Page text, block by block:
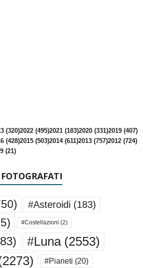
(320)2022 (495)2021 (183)2020 (331)2019 (407)
(428)2015 (503)2014 (611)2013 (757)2012 (724)
(21)
#Asteroidi (183)
#Costellazioni (2)
#Luna(2553)
#Pianeti (20)